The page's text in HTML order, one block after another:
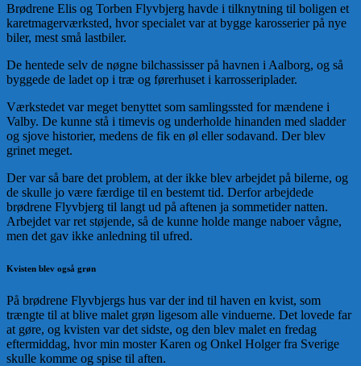
Brødrene Elis og Torben Flyvbjerg havde i tilknytning til boligen et
karetmagerværksted, hvor specialet var at bygge karosserier på nye
biler, mest små lastbiler.
De hentede selv de nøgne bilchassisser på havnen i Aalborg, og så
byggede de ladet op i træ og førerhuset i karrosseriplader.
Værkstedet var meget benyttet som samlingssted for mændene i
Valby. De kunne stå i timevis og underholde hinanden med sladder
og sjove historier, medens de fik en øl eller sodavand. Der blev
grinet meget.
Der var så bare det problem, at der ikke blev arbejdet på bilerne, og
de skulle jo være færdige til en bestemt tid. Derfor arbejdede
brødrene Flyvbjerg til langt ud på aftenen ja sommetider natten.
Arbejdet var ret støjende, så de kunne holde mange naboer vågne,
men det gav ikke anledning til ufred.
Kvisten blev også grøn
På brødrene Flyvbjergs hus var der ind til haven en kvist, som
trængte til at blive malet grøn ligesom alle vinduerne. Det lovede far
at gøre, og kvisten var det sidste, og den blev malet en fredag
eftermiddag, hvor min moster Karen og Onkel Holger fra Sverige
skulle komme og spise til aften.